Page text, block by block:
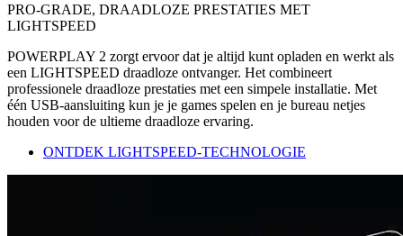
PRO-GRADE, DRAADLOZE PRESTATIES MET
LIGHTSPEED
POWERPLAY 2 zorgt ervoor dat je altijd kunt opladen en werkt als
een LIGHTSPEED draadloze ontvanger. Het combineert
professionele draadloze prestaties met een simpele installatie. Met
één USB-aansluiting kun je je games spelen en je bureau netjes
houden voor de ultieme draadloze ervaring.
ONTDEK LIGHTSPEED-TECHNOLOGIE